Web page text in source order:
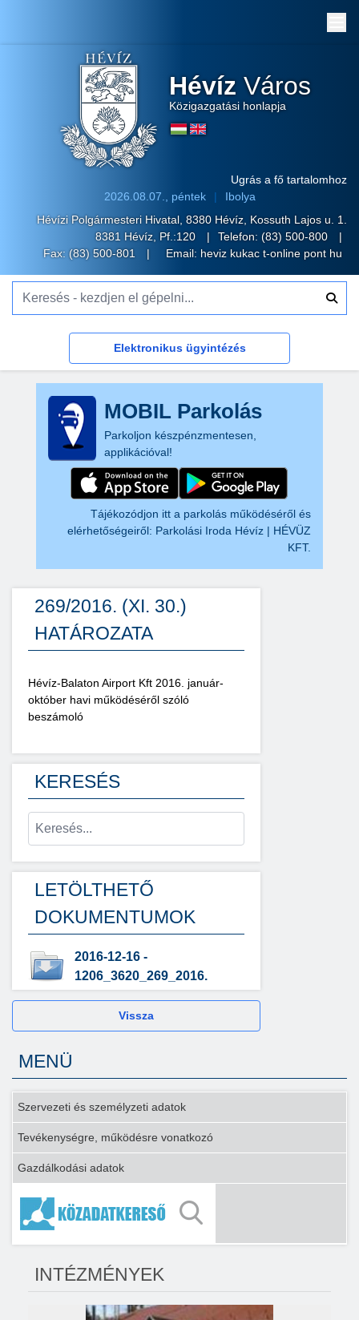
Hévíz Város
Közigazgatási honlapja
Ugrás a fő tartalomhoz
2026.08.07., péntek
Ibolya
Hévízi Polgármesteri Hivatal, 8380 Hévíz, Kossuth Lajos u. 1.
8381 Hévíz, Pf.:120
Telefon: (83) 500-800
Fax: (83) 500-801
Email: heviz kukac t-online pont hu
Elektronikus ügyintézés
MOBIL Parkolás
Parkoljon készpénzmentesen,
applikációval!
Tájékozódjon itt a parkolás működéséről és
elérhetőségeiről: Parkolási Iroda Hévíz | HÉVÜZ
KFT.
269/2016. (XI. 30.)
HATÁROZATA
Hévíz-Balaton Airport Kft 2016. január-
október havi működéséről szóló
beszámoló
KERESÉS
LETÖLTHETŐ
DOKUMENTUMOK
2016-12-16 -
1206_3620_269_2016.
Vissza
MENÜ
Szervezeti és személyzeti adatok
Tevékenységre, működésre vonatkozó
Gazdálkodási adatok
INTÉZMÉNYEK